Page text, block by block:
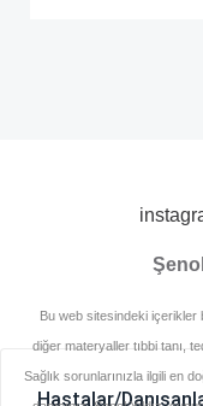
Bu web sitesindeki içerikler
diğer materyaller tıbbi tanı,
Sağlık sorunlarınızla ilgili en